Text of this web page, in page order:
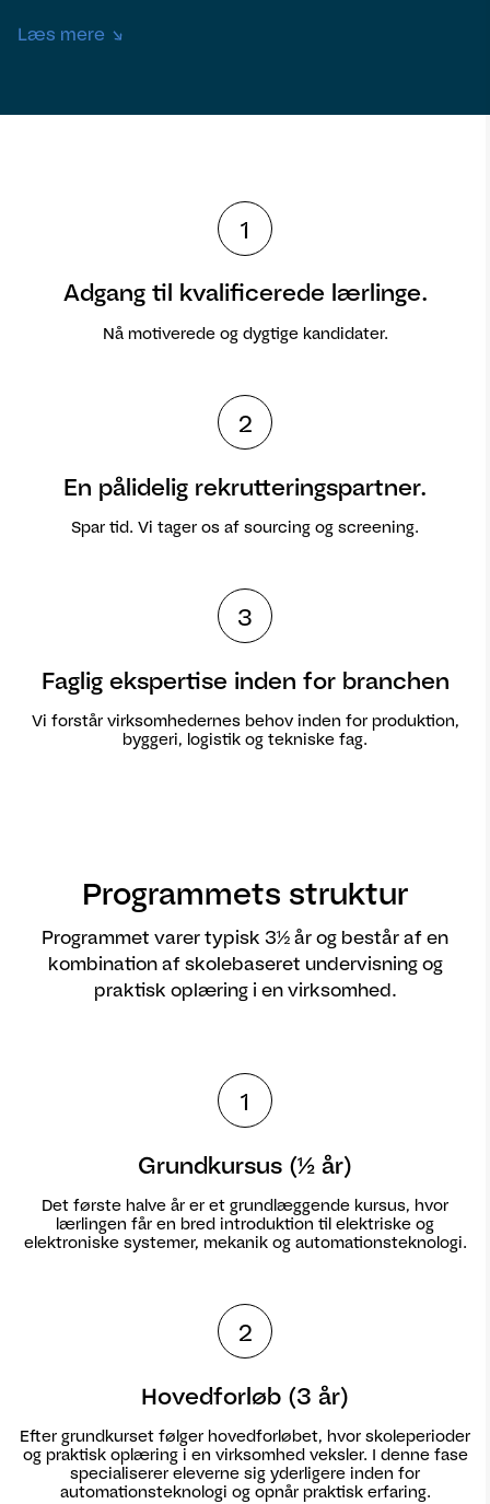
Læs mere
1
Adgang til kvalificerede lærlinge.
Nå motiverede og dygtige kandidater.
2
En pålidelig rekrutteringspartner.
Spar tid. Vi tager os af sourcing og screening.
3
Faglig ekspertise inden for branchen
Vi forstår virksomhedernes behov inden for produktion,
byggeri, logistik og tekniske fag.
Programmets struktur
Programmet varer typisk 3½ år og består af en
kombination af skolebaseret undervisning og
praktisk oplæring i en virksomhed.
1
Grundkursus (½ år)
Det første halve år er et grundlæggende kursus, hvor
lærlingen får en bred introduktion til elektriske og
elektroniske systemer, mekanik og automationsteknologi.
2
Hovedforløb (3 år)
Efter grundkurset følger hovedforløbet, hvor skoleperioder
og praktisk oplæring i en virksomhed veksler. I denne fase
specialiserer eleverne sig yderligere inden for
automationsteknologi og opnår praktisk erfaring.